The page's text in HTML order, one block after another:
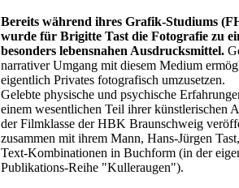
Bereits während ihres Grafik-Studiums
wurde für Brigitte Tast die Fotografie zu
besonders lebensnahen Ausdrucksmittel.
narrativer Umgang mit diesem Medium
eigentlich Privates fotografisch umzusetzen.
Gelebte physische und psychische
einem wesentlichen Teil ihrer künstlerischen
der Filmklasse der HBK Braunschweig
zusammen mit ihrem Mann, Hans-Jürgen
Text-Kombinationen in Buchform (in der
Publikations-Reihe "Kulleraugen").